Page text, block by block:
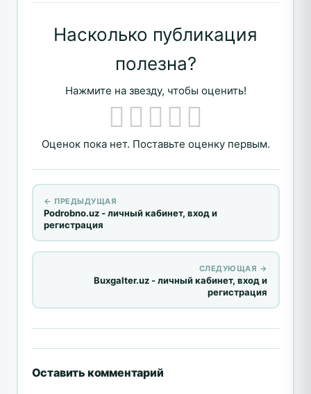
Насколько публикация
полезна?
Нажмите на звезду, чтобы оценить!
Оценок пока нет. Поставьте оценку первым.
← ПРЕДЫДУЩАЯ
Podrobno.uz - личный кабинет, вход и
регистрация
СЛЕДУЮЩАЯ →
Buxgalter.uz - личный кабинет, вход и
регистрация
Оставить комментарий